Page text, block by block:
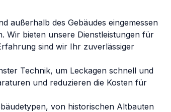
außerhalb des Gebäudes eingemessen
Wir bieten unsere Dienstleistungen für
sind wir Ihr zuverlässiger
Technik, um Leckagen schnell und
und reduzieren die Kosten für
von historischen Altbauten